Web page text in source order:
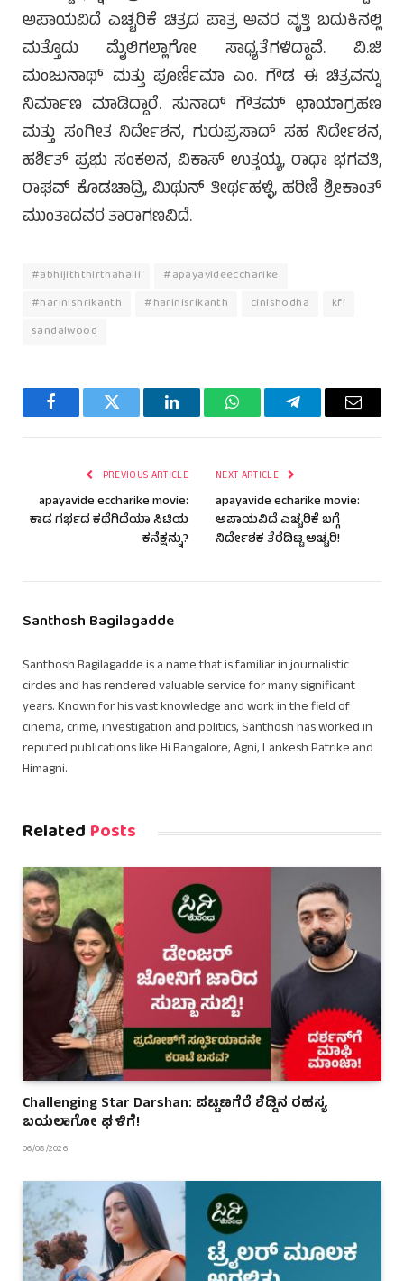
ಅಪಾಯವಿದೆ ಎಚ್ಚರಿಕೆ ಚಿತ್ರದ ಪಾತ್ರ ಅವರ ವೃತ್ತಿ ಬದುಕಿನಲ್ಲಿ
ಮತ್ತೊದು ಮೈಲಿಗಲ್ಲಾಗೋ ಸಾಧ್ಯತೆಗಳಿದ್ದಾವೆ. ವಿ.ಜಿ
ಮಂಜುನಾಥ್ ಮತ್ತು ಪೂರ್ಣಿಮಾ ಎಂ. ಗೌಡ ಈ ಚಿತ್ರವನ್ನು
ನಿರ್ಮಾಣ ಮಾಡಿದ್ದಾರೆ. ಸುನಾದ್ ಗೌತಮ್ ಛಾಯಾಗ್ರಹಣ
ಮತ್ತು ಸಂಗೀತ ನಿರ್ದೇಶನ, ಗುರುಪ್ರಸಾದ್ ಸಹ ನಿರ್ದೇಶನ,
ಹರ್ಶಿತ್ ಪ್ರಭು ಸಂಕಲನ, ವಿಕಾಸ್ ಉತ್ತಯ್ಯ, ರಾಧಾ ಭಗವತಿ,
ರಾಘವ್ ಕೊಡಚಾದ್ರಿ, ಮಿಥುನ್ ತೀರ್ಥಹಳ್ಳಿ, ಹರಿಣಿ ಶ್ರೀಕಾಂತ್
ಮುಂತಾದವರ ತಾರಾಗಣವಿದೆ.
#abhijiththirthahalli
#apayavideeccharike
#harinishrikanth
#harinisrikanth cinishodha
kfi
sandalwood
FacebookTwitter LinkedInWhatsAppTelegramEmail
PREVIOUS ARTICLE
apayavide eccharike movie:
ಕಾಡ ಗರ್ಭದ ಕಥೆಗಿದೆಯಾ ಸಿಟಿಯ
ಕನೆಕ್ಷನ್ನು?
NEXT ARTICLE
apayavide echarike movie:
ಅಪಾಯವಿದೆ ಎಚ್ಚರಿಕೆ ಬಗ್ಗೆ
ನಿರ್ದೇಶಕ ತೆರೆದಿಟ್ಟ ಅಚ್ಚರಿ!
Santhosh Bagilagadde
Santhosh Bagilagadde is a name that is familiar in journalistic
circles and has rendered valuable service for many significant
years. Known for his vast knowledge and work in the field of
cinema, crime, investigation and politics, Santhosh has worked in
reputed publications like Hi Bangalore, Agni, Lankesh Patrike and
Himagni.
Related Posts
Challenging Star Darshan: ಪಟ್ಟಣಗೆರೆ ಶೆಡ್ಡಿನ ರಹಸ್ಯ
ಬಯಲಾಗೋ ಘಳಿಗೆ!
06/08/2026